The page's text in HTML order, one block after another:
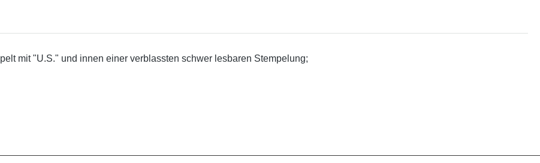
mit "U.S." und innen einer verblassten schwer lesbaren Stempelung;